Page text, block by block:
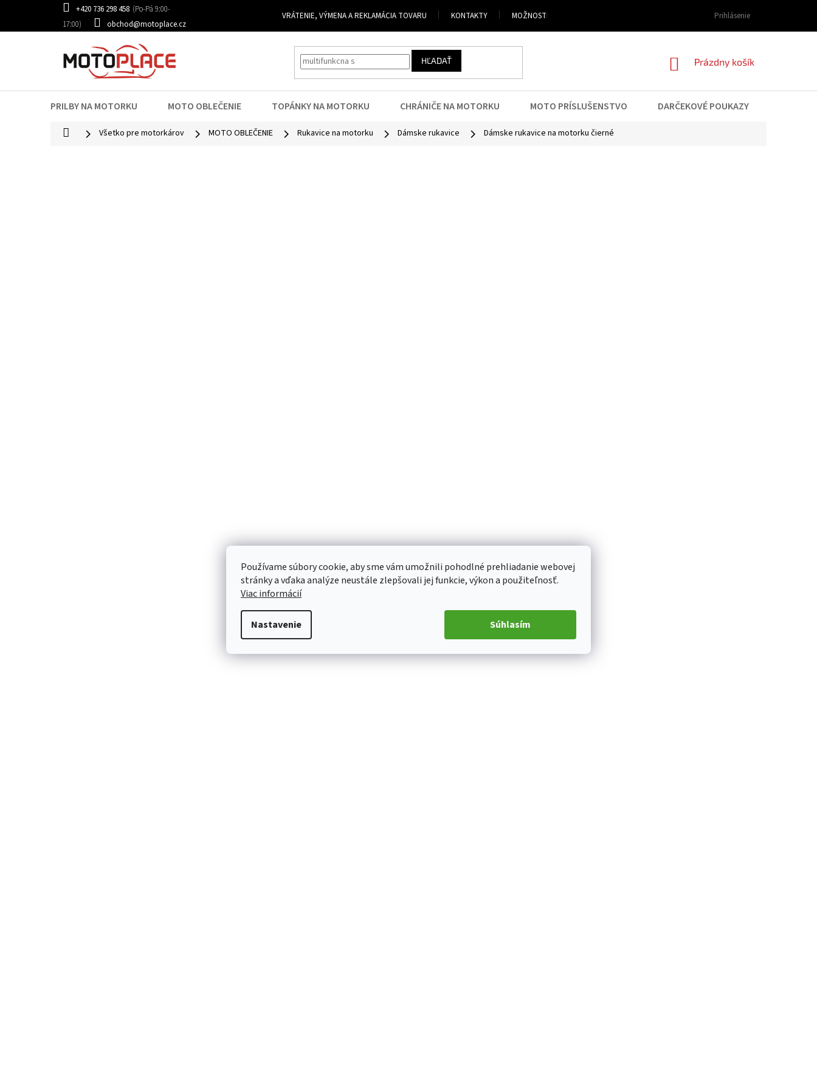
Používame súbory cookie, aby sme vám umožnili pohodlné prehliadanie webovej
stránky a vďaka analýze neustále zlepšovali jej funkcie, výkon a použiteľnosť.
Viac informácií
Nastavenie Súhlasím
+420 736 298 458
obchod@motoplace.cz
VRÁTENIE, VÝMENA A REKLAMÁCIA TOVARU KONTAKTY MOŽNOSTI DOPRAVY A PLATBY OBCHODNÉ PODMIENKY PODMIENKY
Prihlásenie
HĽADAŤ
NÁKUPNÝ
Prázdny košík
PRILBY NA MOTORKU MOTO OBLEČENIE TOPÁNKY NA MOTORKU CHRÁNIČE NA MOTORKU MOTO PRÍSLUŠENSTVO DARČEKOVÉ POUKAZY
DomovVšetko pre motorkárov MOTO OBLEČENIE Rukavice na motorku Dámske rukavice Dámske rukavice na motorku čierné